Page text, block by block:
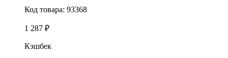
Код товара: 93368
1 287 ₽
Кэшбек